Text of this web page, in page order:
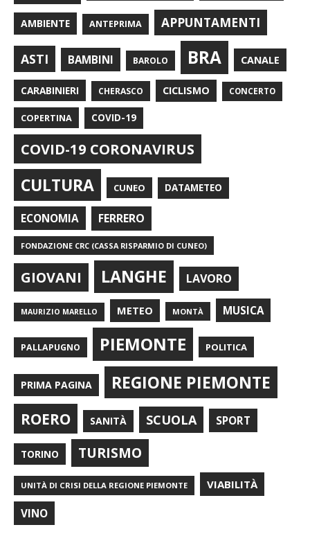
AMBIENTE ANTEPRIMA APPUNTAMENTI
ASTI BAMBINI BAROLO BRA CANALE
CARABINIERI CHERASCO CICLISMO CONCERTO
COPERTINA COVID-19
COVID-19 CORONAVIRUS
CULTURA CUNEO DATAMETEO
ECONOMIA FERRERO
FONDAZIONE CRC (CASSA RISPARMIO DI CUNEO)
GIOVANI LANGHE LAVORO
MAURIZIO MARELLO METEO MONTÀ MUSICA
PALLAPUGNO PIEMONTE POLITICA
PRIMA PAGINA REGIONE PIEMONTE
ROERO SANITÀ SCUOLA SPORT
TORINO TURISMO
UNITÀ DI CRISI DELLA REGIONE PIEMONTE VIABILITÀ
VINO